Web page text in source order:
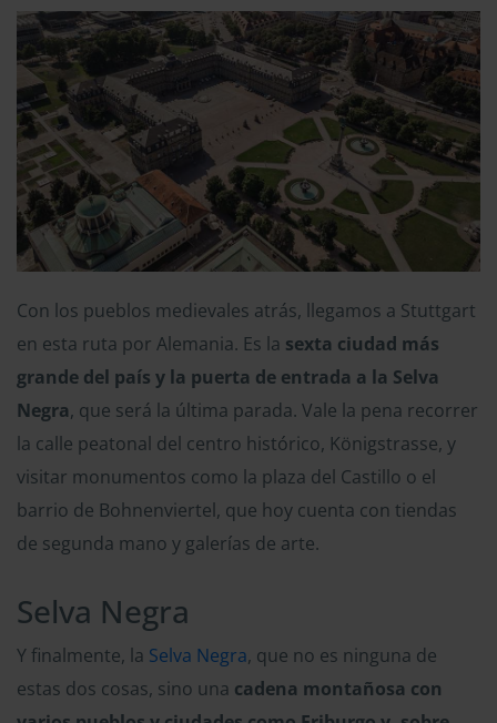
Con los pueblos medievales atrás, llegamos a Stuttgart
en esta ruta por Alemania. Es la sexta ciudad más
grande del país y la puerta de entrada a la Selva
Negra, que será la última parada. Vale la pena recorrer
la calle peatonal del centro histórico, Königstrasse, y
visitar monumentos como la plaza del Castillo o el
barrio de Bohnenviertel, que hoy cuenta con tiendas
de segunda mano y galerías de arte.
Selva Negra
Y finalmente, la Selva Negra, que no es ninguna de
estas dos cosas, sino una cadena montañosa con